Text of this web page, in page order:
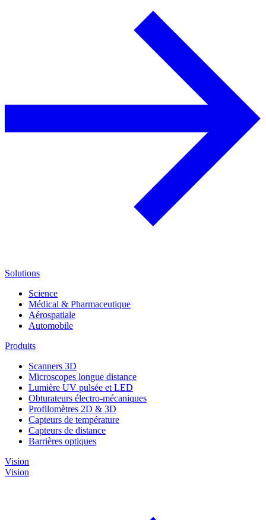
Solutions
Science
Médical & Pharmaceutique
Aérospatiale
Automobile
Produits
Scanners 3D
Microscopes longue distance
Lumière UV pulsée et LED
Obturateurs électro-mécaniques
Profilomètres 2D & 3D
Capteurs de température
Capteurs de distance
Barrières optiques
Vision
Vision